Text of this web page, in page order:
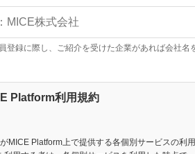
登録に際し、ご紹介を受けた企業があれば会社名
Platform利用規約
Platform上で提供する各個別サービスの利